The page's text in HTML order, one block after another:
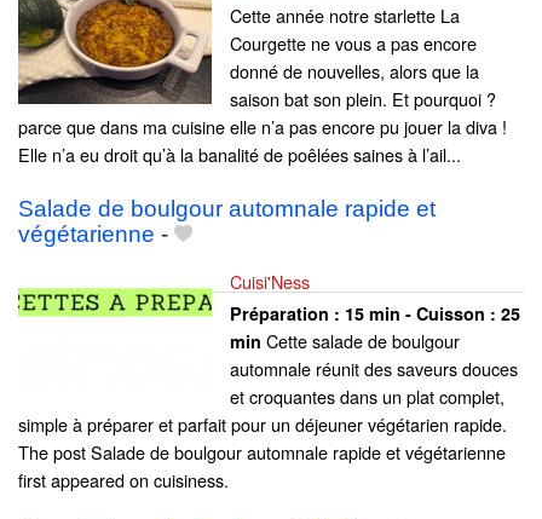
Cette année notre starlette La
Courgette ne vous a pas encore
donné de nouvelles, alors que la
saison bat son plein. Et pourquoi ?
parce que dans ma cuisine elle n’a pas encore pu jouer la diva !
Elle n’a eu droit qu’à la banalité de poêlées saines à l’ail...
Salade de boulgour automnale rapide et
végétarienne -
Cuisi'Ness
Préparation : 15 min - Cuisson : 25
min Cette salade de boulgour
automnale réunit des saveurs douces
et croquantes dans un plat complet,
simple à préparer et parfait pour un déjeuner végétarien rapide.
The post Salade de boulgour automnale rapide et végétarienne
first appeared on cuisiness.